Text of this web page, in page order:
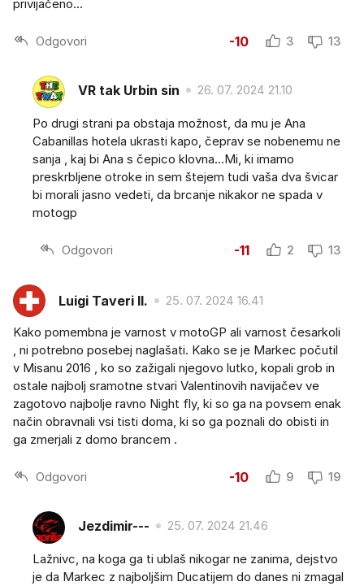
privijačeno...
Odgovori -10 3 13
VR tak Urbin sin 26. 07. 2024 21.10
Po drugi strani pa obstaja možnost, da mu je Ana
Cabanillas hotela ukrasti kapo, čeprav se nobenemu ne
sanja , kaj bi Ana s čepico klovna...Mi, ki imamo
preskrbljene otroke in sem štejem tudi vaša dva švicar
bi morali jasno vedeti, da brcanje nikakor ne spada v
motogp
Odgovori -11 2 13
Luigi Taveri II. 25. 07. 2024 16.41
Kako pomembna je varnost v motoGP ali varnost česarkoli
, ni potrebno posebej naglašati. Kako se je Markec počutil
v Misanu 2016 , ko so zažigali njegovo lutko, kopali grob in
ostale najbolj sramotne stvari Valentinovih navijačev ve
zagotovo najbolje ravno Night fly, ki so ga na povsem enak
način obravnali vsi tisti doma, ki so ga poznali do obisti in
ga zmerjali z domo brancem .
Odgovori -10 9 19
Jezdimir--- 25. 07. 2024 21.46
Lažnivc, na koga ga ti ublaš nikogar ne zanima, dejstvo
je da Markec z najboljšim Ducatijem do danes ni zmagal